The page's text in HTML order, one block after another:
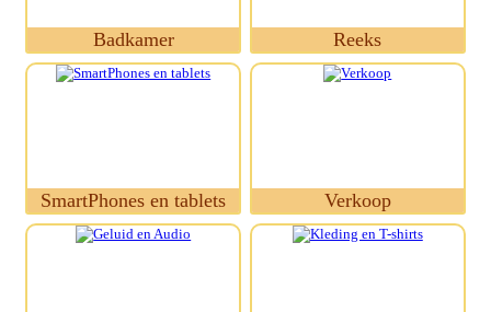
Badkamer Reeks
SmartPhones en tablets Verkoop